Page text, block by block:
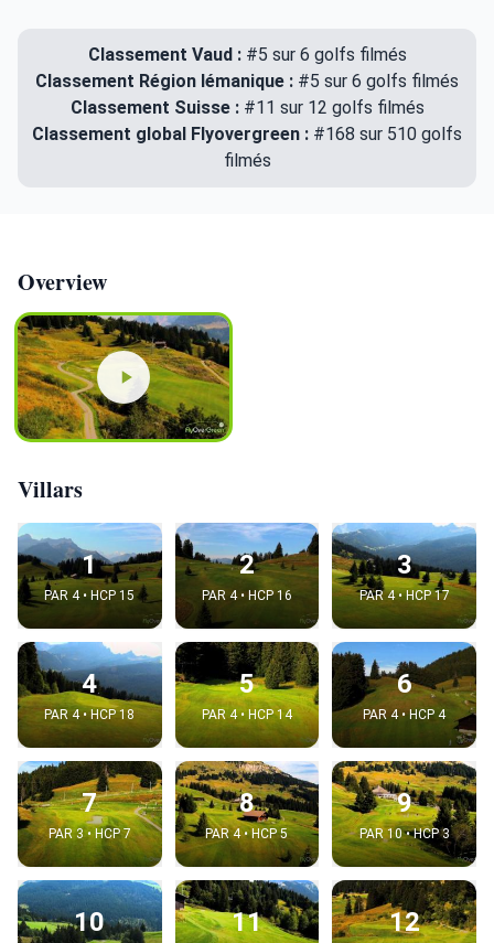
Classement Vaud :#5 sur 6 golfs filmés
Classement Région lémanique : #5 sur 6 golfs filmés
Classement Suisse : #11 sur 12 golfs filmés
Classement global Flyovergreen : #168 sur 510 golfs
filmés
Overview
Villars
1
PAR 4 • HCP 15
2
PAR 4 • HCP 16
3
PAR 4 • HCP 17
4
PAR 4 • HCP 18
5
PAR 4 • HCP 14
6
PAR 4 • HCP 4
7
PAR 3 • HCP 7
8
PAR 4 • HCP 5
9
PAR 10 • HCP 3
10 11 12